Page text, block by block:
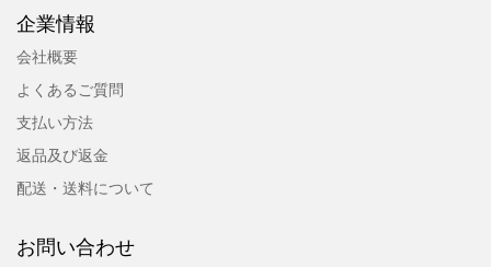
企業情報
会社概要
よくあるご質問
支払い方法
返品及び返金
配送・送料について
お問い合わせ